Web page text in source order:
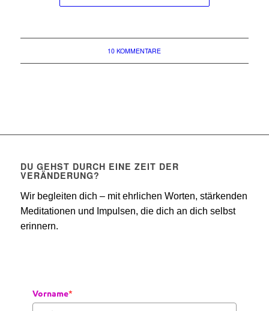
10 KOMMENTARE
DU GEHST DURCH EINE ZEIT DER
VERÄNDERUNG?
Wir begleiten dich – mit ehrlichen Worten, stärkenden
Meditationen und Impulsen, die dich an dich selbst
erinnern.
Vorname*